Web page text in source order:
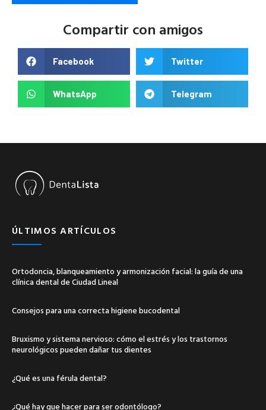
Compartir con amigos
Facebook Twitter
WhatsApp Telegram
ÚLTIMOS ARTÍCULOS
Ortodoncia, blanqueamiento y armonización facial: la guía de una
clínica dental de Ciudad Lineal
Consejos para una correcta higiene bucodental
Bruxismo y sistema nervioso: cómo el estrés y los trastornos
neurológicos pueden dañar tus dientes
¿Qué es una férula dental?
¿Qué hay que hacer para ser odontólogo?